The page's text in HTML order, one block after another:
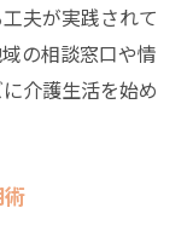
夫が実践されて
の相談窓口や情
介護生活を始め